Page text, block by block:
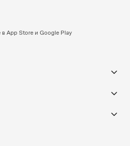
App Store и Google Play